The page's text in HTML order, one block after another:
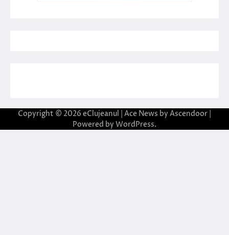
Copyright © 2026 eClujeanul | Ace News by Ascendoor
Powered by WordPress.